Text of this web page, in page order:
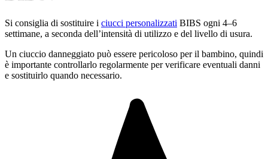
Si consiglia di sostituire i ciucci personalizzati BIBS ogni 4–6
settimane, a seconda dell’intensità di utilizzo e del livello di usura.
Un ciuccio danneggiato può essere pericoloso per il bambino, quindi
è importante controllarlo regolarmente per verificare eventuali danni
e sostituirlo quando necessario.